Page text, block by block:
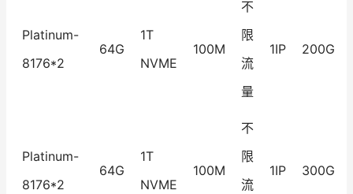
Platinum-
8176*2
64G
1T
NVME
100M
不
限
流
量
1IP 200G
Platinum-
8176*2
64G
1T
NVME
100M
不
限
流
1IP 300G